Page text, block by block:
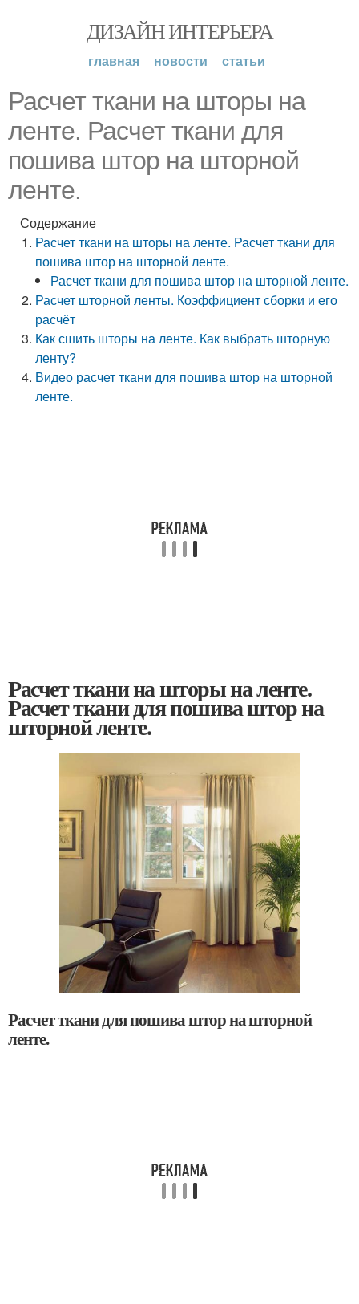
ДИЗАЙН ИНТЕРЬЕРА
главная новости статьи
Расчет ткани на шторы на
ленте. Расчет ткани для
пошива штор на шторной
ленте.
Содержание
Расчет ткани на шторы на ленте. Расчет ткани для
пошива штор на шторной ленте.
Расчет ткани для пошива штор на шторной ленте.
Расчет шторной ленты. Коэффициент сборки и его
расчёт
Как сшить шторы на ленте. Как выбрать шторную
ленту?
Видео расчет ткани для пошива штор на шторной
ленте.
Расчет ткани на шторы на ленте.
Расчет ткани для пошива штор на
шторной ленте.
Расчет ткани для пошива штор на шторной
ленте.